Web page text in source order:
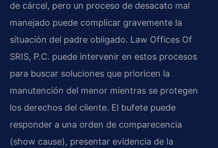
de cárcel, pero un proceso de desacato mal
manejado puede complicar gravemente la
situación del padre obligado. Law Offices Of
SRIS, P.C. puede intervenir en estos procesos
para buscar soluciones que prioricen la
manutención del menor mientras se protegen
los derechos del cliente. El bufete puede
responder a una orden de comparecencia
(show cause), presentar evidencia de la